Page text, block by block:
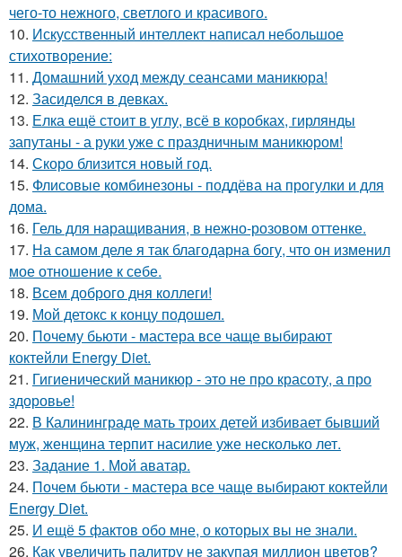
чего-то нежного, светлого и красивого.
10. Искусственный интеллект написал небольшое
стихотворение:
11. Домашний уход между сеансами маникюра!
12. Засиделся в девках.
13. Елка ещё стоит в углу, всё в коробках, гирлянды
запутаны - а руки уже с праздничным маникюром!
14. Скоро близится новый год.
15. Флисовые комбинезоны - поддёва на прогулки и для
дома.
16. Гель для наращивания, в нежно-розовом оттенке.
17. На самом деле я так благодарна богу, что он изменил
мое отношение к себе.
18. Всем доброго дня коллеги!
19. Мой детокс к концу подошел.
20. Почему бьюти - мастера все чаще выбирают
коктейли Energy Diet.
21. Гигиенический маникюр - это не про красоту, а про
здоровье!
22. В Калининграде мать троих детей избивает бывший
муж, женщина терпит насилие уже несколько лет.
23. Задание 1. Мой аватар.
24. Почем бьюти - мастера все чаще выбирают коктейли
Energy Diet.
25. И ещё 5 фактов обо мне, о которых вы не знали.
26. Как увеличить палитру не закупая миллион цветов?